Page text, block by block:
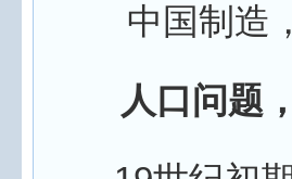
中国制造，
人口问题